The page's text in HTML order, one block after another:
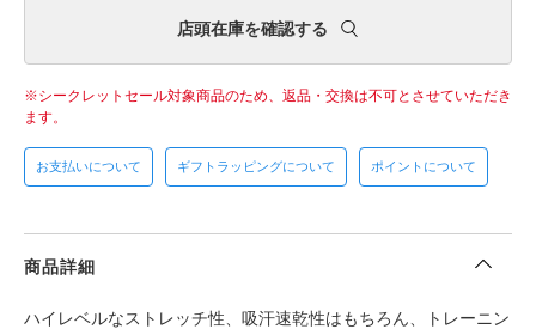
店頭在庫を確認する
シークレットセール対象商品のため、返品・交換は不可とさせていただき
ます。
お支払いについて ギフトラッピングについて ポイントについて
商品詳細
ハイレベルなストレッチ性、吸汗速乾性はもちろん、トレーニン